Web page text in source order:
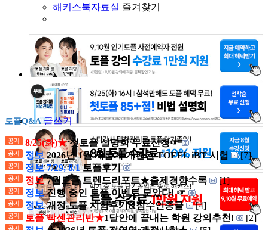
해커스북자료실 즐겨찾기
토플Q&A 글쓰기
8/25(화)★첫토플 설명회 무료신청☞
정보2026년 1월 새롭게 개편된 TOEFL iBT 시험
[7]
정보 7/29, 8/1토플후기
정보7월토플 트렌드리포트★출제경향수록
[1]
정보진행 중인 토플 이벤트 모았다! ☞
정보개정 토플 시험후기&점수인증글
[4]
토플 빡센관리반★1달안에 끝내는 학원 강의추천!
[2]